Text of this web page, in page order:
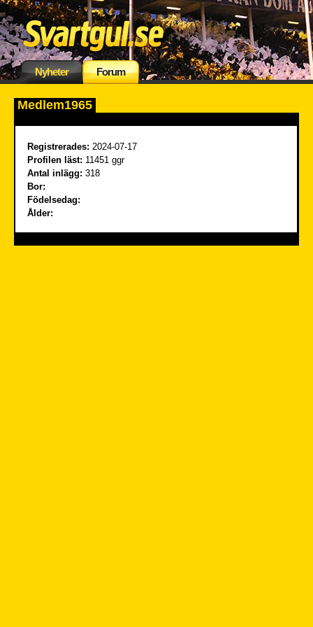
Nyheter Forum
Medlem1965
Registrerades: 2024-07-17
Profilen läst: 11451 ggr
Antal inlägg: 318
Bor:
Födelsedag:
Ålder: